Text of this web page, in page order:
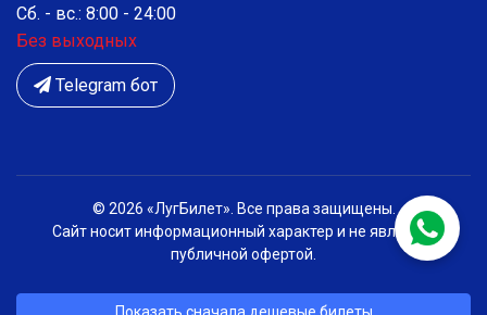
Сб. - вс.: 8:00 - 24:00
Без выходных
Telegram бот
© 2026 «ЛугБилет». Все права защищены.
Сайт носит информационный характер и не является
публичной офертой.